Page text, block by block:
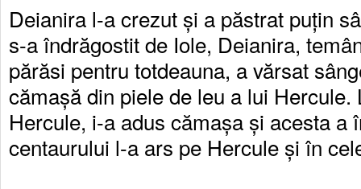
Deianira l-a crezut și a păstrat puțin
s-a îndrăgostit de Iole, Deianira,
părăsi pentru totdeauna, a vărsat
cămașă din piele de leu a lui
Hercule, i-a adus cămașa și acesta a
centaurului l-a ars pe Hercule și în